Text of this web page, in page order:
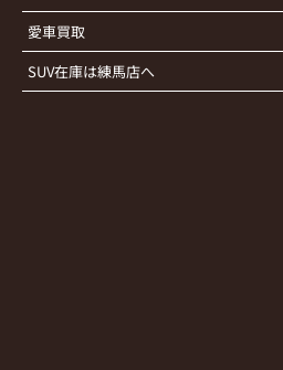
愛車買取
SUV在庫は練馬店へ